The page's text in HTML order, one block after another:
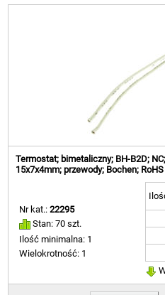
Termostat; bimetaliczny; BH-B2D;
15x7x4mm; przewody; Bochen; RoHS
Nr kat.:22295
Stan: 70 szt.
Ilość minimalna: 1
Wielokrotność: 1